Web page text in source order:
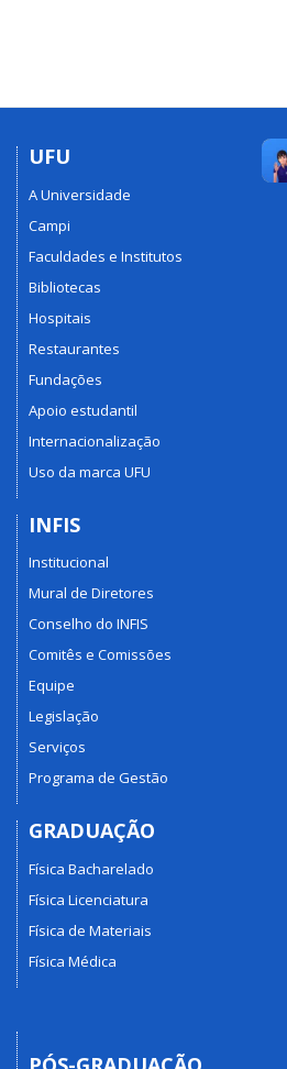
UFU
A Universidade
Campi
Faculdades e Institutos
Bibliotecas
Hospitais
Restaurantes
Fundações
Apoio estudantil
Internacionalização
Uso da marca UFU
INFIS
Institucional
Mural de Diretores
Conselho do INFIS
Comitês e Comissões
Equipe
Legislação
Serviços
Programa de Gestão
GRADUAÇÃO
Física Bacharelado
Física Licenciatura
Física de Materiais
Física Médica